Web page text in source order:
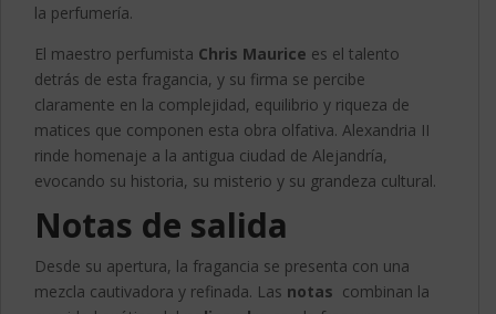
la perfumería.
El maestro perfumista Chris Maurice es el talento
detrás de esta fragancia, y su firma se percibe
claramente en la complejidad, equilibrio y riqueza de
matices que componen esta obra olfativa. Alexandria II
rinde homenaje a la antigua ciudad de Alejandría,
evocando su historia, su misterio y su grandeza cultural.
Notas de salida
Desde su apertura, la fragancia se presenta con una
mezcla cautivadora y refinada. Las notas combinan la